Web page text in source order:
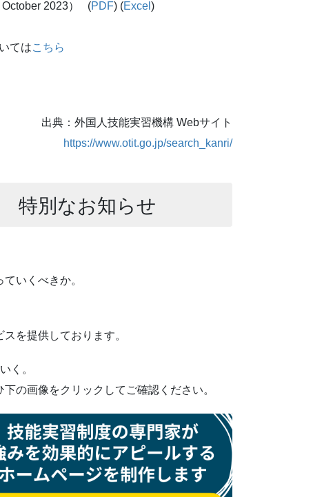
October 2023） (PDF) (Excel )
てはこちら
出典：外国人技能実習機構 Webサイト
https://www.otit.go.jp/search_kanri/
特別なお知らせ
いくべきか。
スを提供しております。
く。
の画像をクリックしてご確認ください。